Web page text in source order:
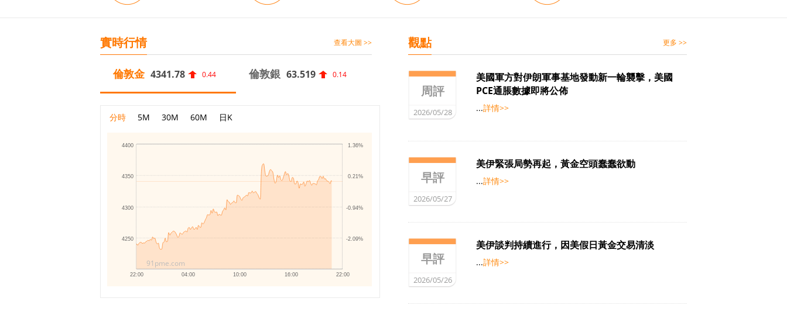
實時行情 查看大圖 >>
倫敦金 4341.78 0.44 倫敦銀 63.519 0.14
分時 5M 30M 60M 日K
91pme.com
4250
4300
4350
4400
-2.09%
-0.94%
0.21%
1.36%
22:00 04:00 10:00 16:00 22:00
觀點 更多 >>
周評
2026/05/28
美國軍方對伊朗軍事基地發動新一輪襲擊，美國
PCE通脹數據即將公佈
...詳情>>
早評
2026/05/27
美伊緊張局勢再起，黃金空頭蠢蠢欲動
...詳情>>
早評
2026/05/26
美伊談判持續進行，因美假日黃金交易清淡
...詳情>>